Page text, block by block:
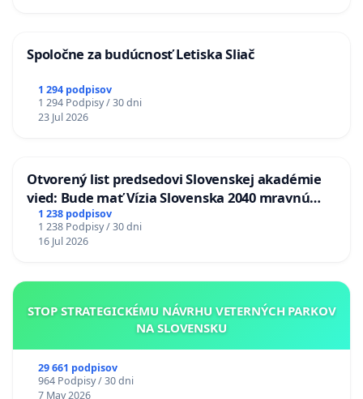
Spoločne za budúcnosť Letiska Sliač
1 294 podpisov
1 294 Podpisy / 30 dni
23 Jul 2026
Otvorený list predsedovi Slovenskej akadémie
vied: Bude mať Vízia Slovenska 2040 mravnú
chrbticu?
1 238 podpisov
1 238 Podpisy / 30 dni
16 Jul 2026
STOP STRATEGICKÉMU NÁVRHU VETERNÝCH PARKOV
NA SLOVENSKU
29 661 podpisov
964 Podpisy / 30 dni
7 May 2026